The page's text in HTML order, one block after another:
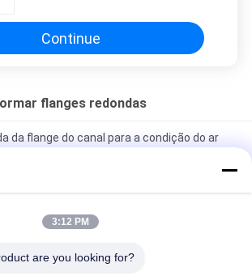
Continue
flanges redondas
da flange do canal para a condição do ar
ferro de ângulo que faz a máquina da
máquina
faz a máquina da flange do canal da
3:12 PM
are you looking for?